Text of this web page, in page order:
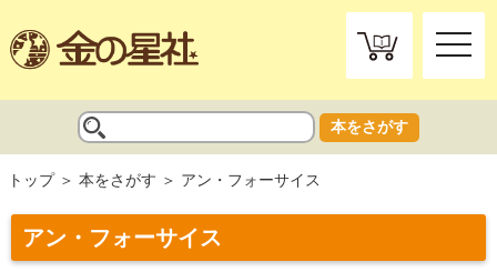
toggle
本をさがす
トップ 本をさがす アン・フォーサイス
アン・フォーサイス